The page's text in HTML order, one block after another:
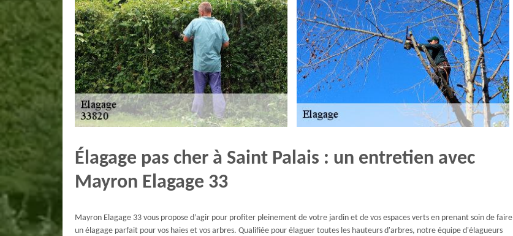
Élagage pas cher à Saint Palais : un entretien avec
Mayron Elagage 33
Mayron Elagage 33 vous propose d’agir pour profiter pleinement de votre jardin et de vos espaces verts en prenant soin de faire
un élagage parfait pour vos haies et vos arbres. Qualifiée pour élaguer toutes les hauteurs d'arbres, notre équipe d'élagueurs